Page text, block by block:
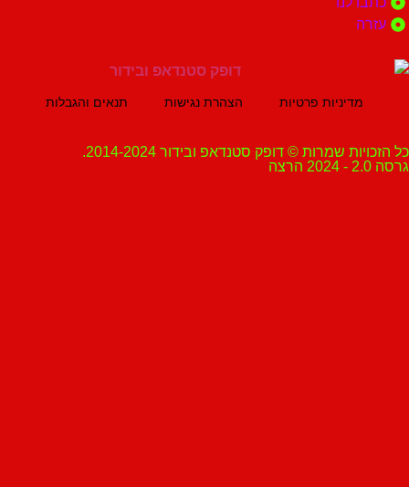
מדיניות פרטיות הצהרת נגישות תנאים והגבלות
שמרות © דופק סטנדאפ ובידור 2014-2024.